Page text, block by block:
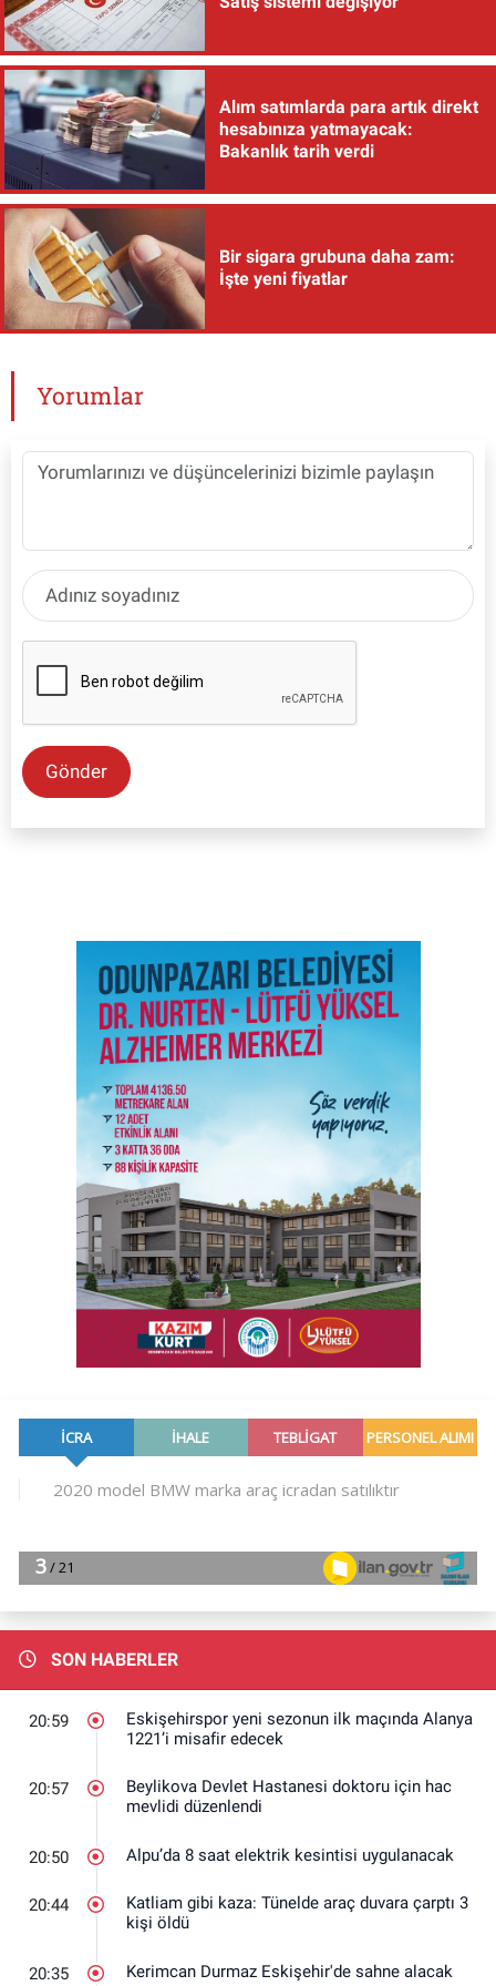
Alım satımlarda para artık direkt
hesabınıza yatmayacak:
Bakanlık tarih verdi
Bir sigara grubuna daha zam:
İşte yeni fiyatlar
Yorumlar
Gönder
SON HABERLER
20:59
Eskişehirspor yeni sezonun ilk maçında Alanya
1221’i misafir edecek
20:57
Beylikova Devlet Hastanesi doktoru için hac
mevlidi düzenlendi
20:50 Alpu’da 8 saat elektrik kesintisi uygulanacak
20:44
Katliam gibi kaza: Tünelde araç duvara çarptı 3
kişi öldü
20:35 Kerimcan Durmaz Eskişehir'de sahne alacak